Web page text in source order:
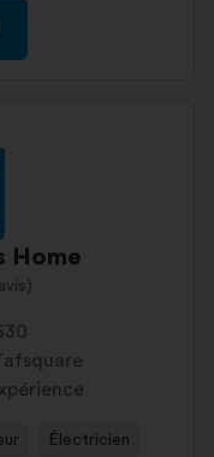
Home
Électricien